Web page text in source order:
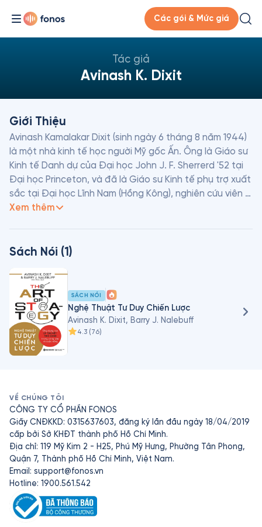
Các gói & Mức giá
Tác giả
Avinash K. Dixit
Giới Thiệu
Avinash Kamalakar Dixit (sinh ngày 6 tháng 8 năm 1944)
là một nhà kinh tế học người Mỹ gốc Ấn. Ông là Giáo sư
Kinh tế Danh dự của Đại học John J. F. Sherrerd '52 tại
Đại học Princeton, và đã là Giáo sư Kinh tế phụ trợ xuất
sắc tại Đại học Lĩnh Nam (Hồng Kông), nghiên cứu viên
cao cấp tại Cao đẳng Nuffield, Oxford và Sanjaya Lall
Xem thêm
Sách Nói (1)
SÁCH NÓI
Nghệ Thuật Tư Duy Chiến Lược
Avinash K. Dixit, Barry J. Nalebuff
4.3 (76)
VỀ CHÚNG TÔI
CÔNG TY CỔ PHẦN FONOS
Giấy CNĐKKD: 0315637603, đăng ký lần đầu ngày 18/04/2019
cấp bởi Sở KHĐT thành phố Hồ Chí Minh.
Địa chỉ: 119 Mỹ Kim 2 - H25, Phú Mỹ Hưng, Phường Tân Phong,
Quận 7, Thành phố Hồ Chí Minh, Việt Nam.
Email: support@fonos.vn
Hotline: 1900.561.542